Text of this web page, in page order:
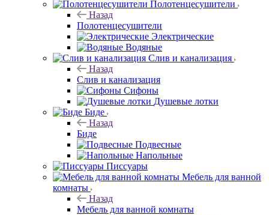
Полотенцесушители
Назад
Полотенцесушители
Электрические
Водяные
Слив и канализация
Назад
Слив и канализация
Сифоны
Душевые лотки
Биде
Назад
Биде
Подвесные
Напольные
Писсуары
Мебель для ванной
комнаты
Назад
Мебель для ванной комнаты